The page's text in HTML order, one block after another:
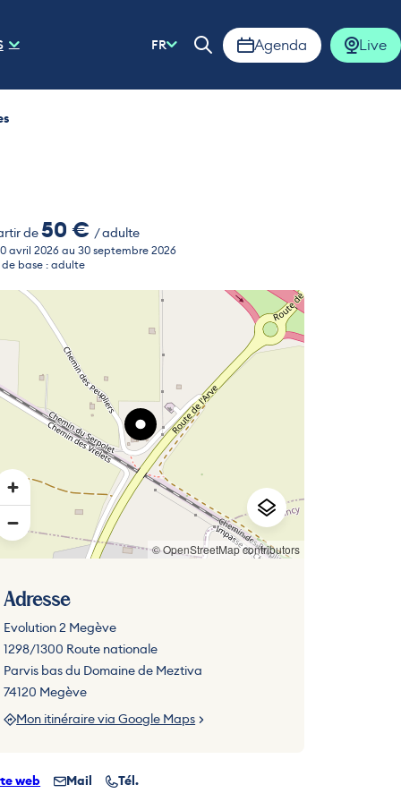
FR
Ouvrir la barre de
Agenda Live
de50 €/ adulte
avril 2026 au 30 septembre 2026
de base : adulte
© OpenStreetMap contributors
Adresse
Evolution 2 Megève
1298/1300 Route nationale
Parvis bas du Domaine de Meztiva
74120 Megève
Mon itinéraire via Google Maps
web Mail Tél.